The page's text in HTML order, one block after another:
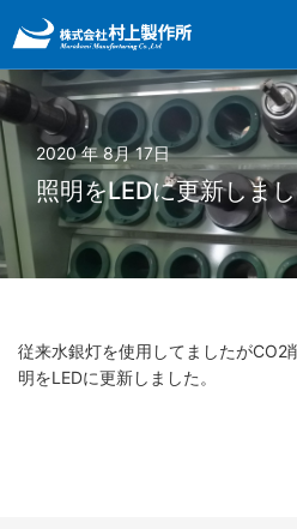
容
を
ス
キ
ッ
プ
2020 年 8月 17日
照明をLEDに更新しま
従来水銀灯を使用してましたがCO2
明をLEDに更新しました。